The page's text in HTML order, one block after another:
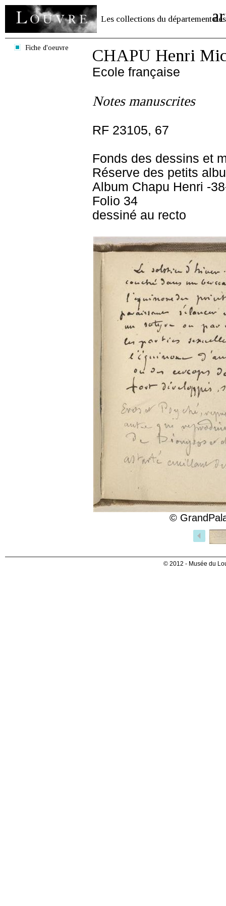
Les collections du département des
Fiche d'oeuvre CHAPU Henri
Ecole française
Notes manuscrites
RF 23105, 67
Fonds des dessins et
Réserve des petits
Album Chapu Henri -
Folio 34
dessiné au recto
©
© 2012 - Musée du